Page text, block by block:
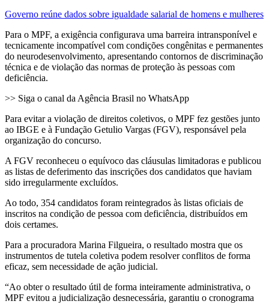
Governo reúne dados sobre igualdade salarial de homens e mulheres
Para o MPF, a exigência configurava uma barreira intransponível e
tecnicamente incompatível com condições congênitas e permanentes
do neurodesenvolvimento, apresentando contornos de discriminação
técnica e de violação das normas de proteção às pessoas com
deficiência.
>> Siga o canal da Agência Brasil no WhatsApp
Para evitar a violação de direitos coletivos, o MPF fez gestões junto
ao IBGE e à Fundação Getulio Vargas (FGV), responsável pela
organização do concurso.
A FGV reconheceu o equívoco das cláusulas limitadoras e publicou
as listas de deferimento das inscrições dos candidatos que haviam
sido irregularmente excluídos.
Ao todo, 354 candidatos foram reintegrados às listas oficiais de
inscritos na condição de pessoa com deficiência, distribuídos em
dois certames.
Para a procuradora Marina Filgueira, o resultado mostra que os
instrumentos de tutela coletiva podem resolver conflitos de forma
eficaz, sem necessidade de ação judicial.
“Ao obter o resultado útil de forma inteiramente administrativa, o
MPF evitou a judicialização desnecessária, garantiu o cronograma